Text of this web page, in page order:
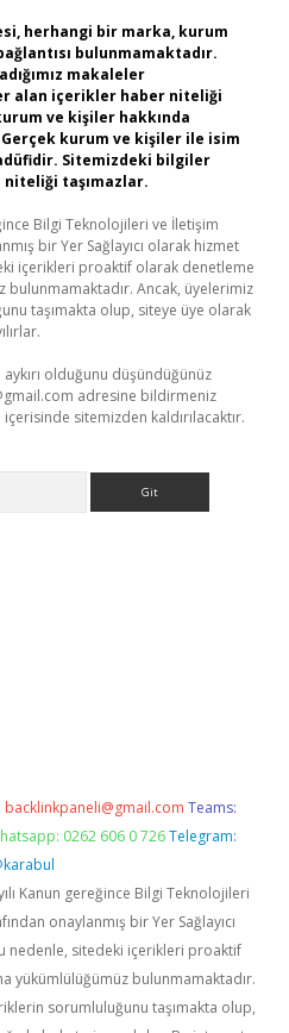
herhangi bir marka, kurum
bulunmamaktadır.
makaleler
alan içerikler haber niteliği
ve kişiler hakkında
Gerçek kurum ve kişiler ile isim
Sitemizdeki bilgiler
taşımazlar.
Bilgi Teknolojileri ve İletişim
bir Yer Sağlayıcı olarak hizmet
içerikleri proaktif olarak denetleme
bulunmamaktadır. Ancak, üyelerimiz
taşımakta olup, siteye üye olarak
olduğunu düşündüğünüz
adresine bildirmeniz
sitemizden kaldırılacaktır.
backlinkpaneli@gmail.com Teams:
0262 606 0 726 Telegram:
Kanun gereğince Bilgi Teknolojileri
onaylanmış bir Yer Sağlayıcı
nedenle, sitedeki içerikleri proaktif
yükümlülüğümüz bulunmamaktadır.
sorumluluğunu taşımakta olup,